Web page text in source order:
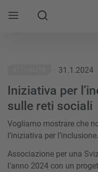
31.1.2024
Iniziativa per
sulle reti sociali
Vogliamo mostrare che
l’iniziativa per
Associazione per una
l'anno 2024 con un